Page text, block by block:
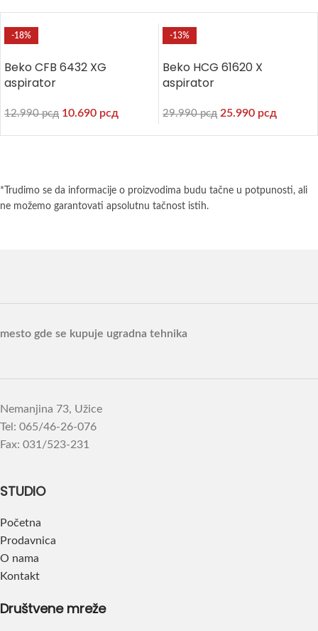
-18%
Beko CFB 6432 XG
aspirator
12.990рсд 10.690 рсд
-13%
Beko HCG 61620 X
aspirator
29.990рсд 25.990 рсд
*Trudimo se da informacije o proizvodima budu tačne u potpunosti, ali
ne možemo garantovati apsolutnu tačnost istih.
mesto gde se kupuje ugradna tehnika
Nemanjina 73, Užice
Tel: 065/46-26-076
Fax: 031/523-231
STUDIO
Početna
Prodavnica
O nama
Kontakt
Društvene mreže